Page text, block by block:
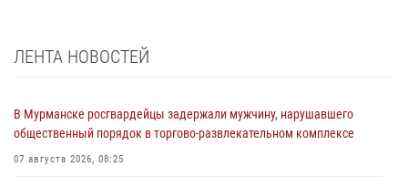
ЛЕНТА НОВОСТЕЙ
В Мурманске росгвардейцы задержали мужчину, нарушавшего
общественный порядок в торгово-развлекательном комплексе
07 августа 2026, 08:25